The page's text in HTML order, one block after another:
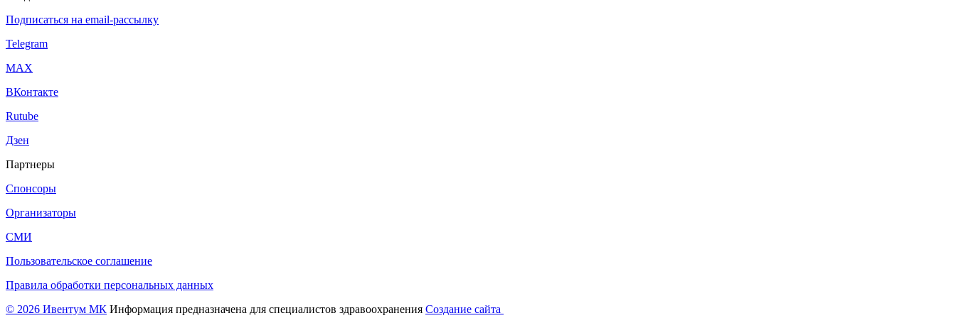
Подписаться на email-рассылку
Telegram
МАХ
ВКонтакте
Rutube
Дзен
Партнеры
Спонсоры
Организаторы
СМИ
Пользовательское соглашение
Правила обработки персональных данных
© 2026 Ивентум МК Информация предназначена для специалистов здравоохранения Создание сайта